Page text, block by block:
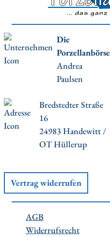
Die
Porzellanbörse
Andrea
Paulsen
Bredstedter Straße
16
24983 Handewitt /
OT Hüllerup
Vertrag widerrufen
AGB
Widerrufsrecht